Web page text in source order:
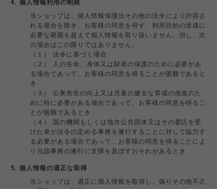
4. 個人情報利用の制限
当ショップは、個人情報保護法その他の法令により許容さ
れる場合を除き、お客様の同意を得ず、利用目的の達成に
必要な範囲を超えて個人情報を取り扱いません。但し、次
の場合はこの限りではありません。
（１） 法令に基づく場合
（２） 人の生命、身体又は財産の保護のために必要があ
る場合であって、お客様の同意を得ることが困難であると
き
（３） 公衆衛生の向上又は児童の健全な育成の推進のた
めに特に必要がある場合であって、お客様の同意を得るこ
とが困難であるとき
（４） 国の機関もしくは地方公共団体又はその委託を受
けた者が法令の定める事務を遂行することに対して協力す
る必要がある場合であって、お客様の同意を得ることによ
り当該事務の遂行に支障を及ぼすおそれがあるとき
5. 個人情報の適正な取得
当ショップは、適正に個人情報を取得し、偽りその他不正